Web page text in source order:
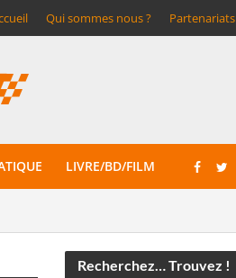
Qui sommes nous ? Partenariats
LIVRE/BD/FILM
Recherchez… Trouvez !